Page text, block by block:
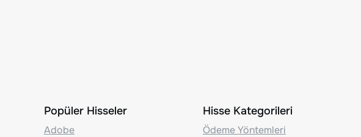
Popüler Hisseler
Adobe
Hisse Kategorileri
Ödeme Yöntemleri